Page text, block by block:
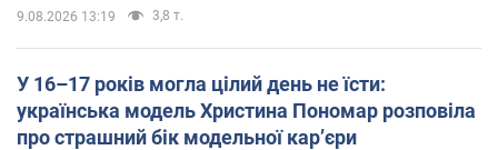
9.08.2026 13:19 3,8 т.
У 16–17 років могла цілий день не їсти:
українська модель Христина Пономар розповіла
про страшний бік модельної кар’єри